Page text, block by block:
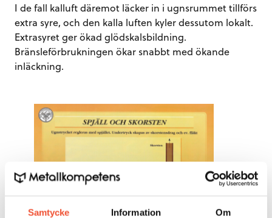
Samtycke Information Om
I de fall kalluft däremot läcker in i ugnsrummet tillförs
extra syre, och den kalla luften kyler dessutom lokalt.
Extrasyret ger ökad glödskalsbildning.
Bränsleförbrukningen ökar snabbt med ökande
inläckning.